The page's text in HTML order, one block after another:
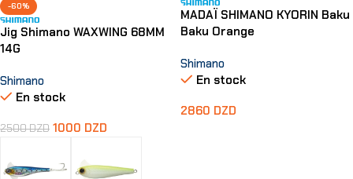
-60%
Jig Shimano WAXWING 68MM
14G
Shimano
En stock
2500DZD 1000 DZD
MADAÏ SHIMANO KYORIN Baku
Baku Orange
Shimano
En stock
2860 DZD